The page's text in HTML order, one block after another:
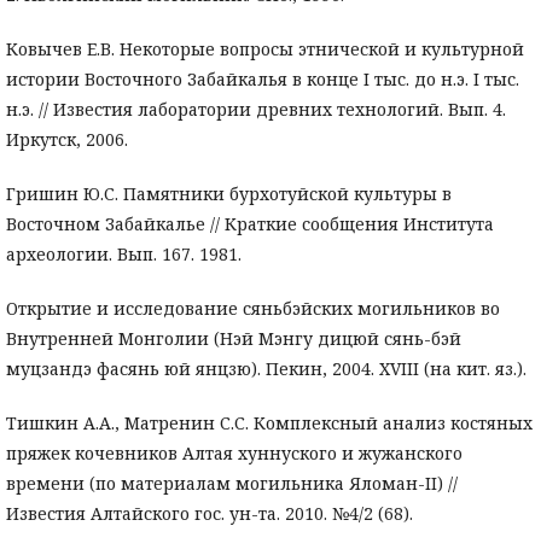
Ковычев Е.В. Некоторые вопросы этнической и культурной
истории Восточного Забайкалья в конце I тыс. до н.э. I тыс.
н.э. // Известия лаборатории древних технологий. Вып. 4.
Иркутск, 2006.
Гришин Ю.С. Памятники бурхотуйской культуры в
Восточном Забайкалье // Краткие сообщения Института
археологии. Вып. 167. 1981.
Открытие и исследование сяньбэйских могильников во
Внутренней Монголии (Нэй Мэнгу дицюй сянь-бэй
муцзандэ фасянь юй янцзю). Пекин, 2004. XVIII (на кит. яз.).
Тишкин А.А., Матренин С.С. Комплексный анализ костяных
пряжек кочевников Алтая хуннуского и жужанского
времени (по материалам могильника Яломан-II) //
Известия Алтайского гос. ун-та. 2010. №4/2 (68).